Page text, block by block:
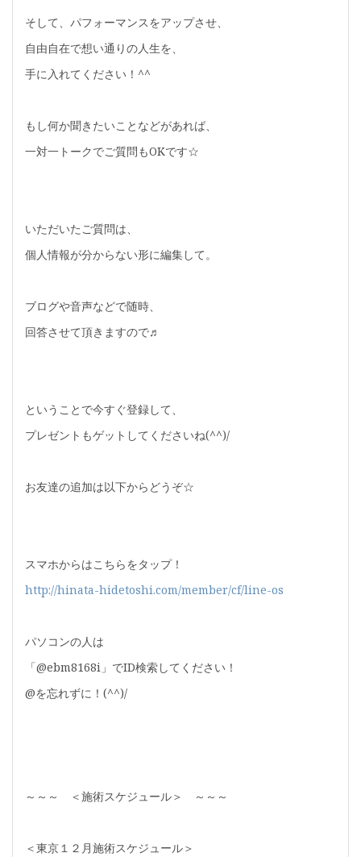
そして、パフォーマンスをアップさせ、
自由自在で想い通りの人生を、
手に入れてください！^^
もし何か聞きたいことなどがあれば、
一対一トークでご質問もOKです☆
いただいたご質問は、
個人情報が分からない形に編集して。
ブログや音声などで随時、
回答させて頂きますので♬
ということで今すぐ登録して、
プレゼントもゲットしてくださいね(^^)/
お友達の追加は以下からどうぞ☆
スマホからはこちらをタップ！
http://hinata-hidetoshi.com/member/cf/line-os
パソコンの人は
「@ebm8168i」でID検索してください！
@を忘れずに！(^^)/
～～～ ＜施術スケジュール＞ ～～～
＜東京１２月施術スケジュール＞